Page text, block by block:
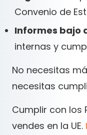
Convenio de
Informes bajo
internas y
No necesitas
necesitas
Cumplir con los
vendes en la UE.